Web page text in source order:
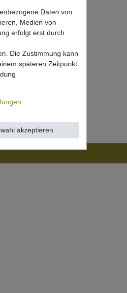
Daten von
Medien von
erfolgt erst durch
Die Zustimmung kann
späteren Zeitpunkt
akzeptieren